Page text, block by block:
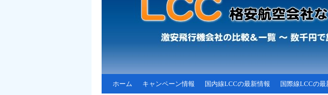
ホーム キャンペーン情報 国内線LCCの最新情報 国際線LCCの最